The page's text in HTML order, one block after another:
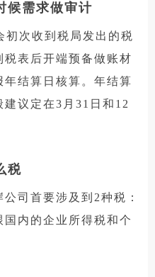
需求做审计
次收到税局发出的税
表后开端预备做账材
结算日核算。年结算
议定在3月31日和12
税
司首要涉及到2种税：
内的企业所得税和个